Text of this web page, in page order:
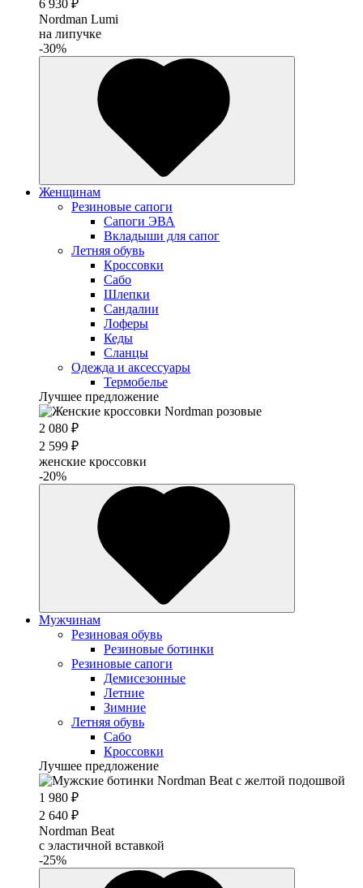
6 930 ₽
Nordman Lumi
на липучке
-30%
Женщинам
Резиновые сапоги
Cапоги ЭВА
Вкладыши для сапог
Летняя обувь
Кроссовки
Сабо
Шлепки
Сандалии
Лоферы
Кеды
Сланцы
Одежда и аксессуары
Термобелье
Лучшее предложение
2 080 ₽
2 599 ₽
женские кроссовки
-20%
Мужчинам
Резиновая обувь
Резиновые ботинки
Резиновые сапоги
Демисезонные
Летние
Зимние
Летняя обувь
Сабо
Кроссовки
Лучшее предложение
1 980 ₽
2 640 ₽
Nordman Beat
с эластичной вставкой
-25%